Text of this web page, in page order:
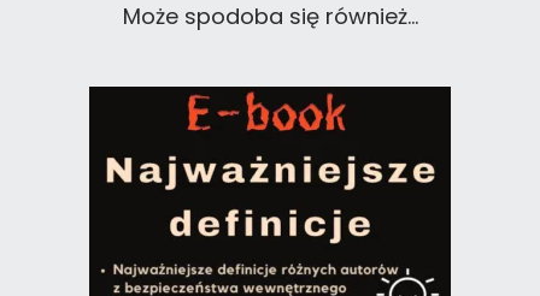
Może spodoba się również…